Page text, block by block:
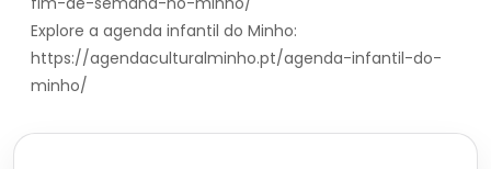
Explore a agenda infantil do Minho:
https://agendaculturalminho.pt/agenda-infantil-do-
minho/